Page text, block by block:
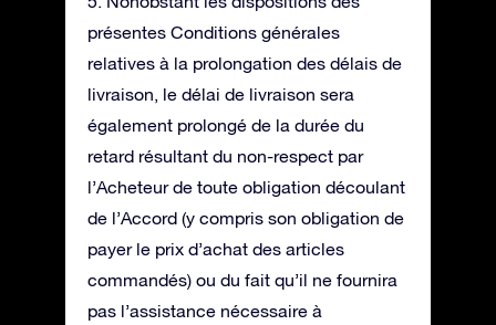
présentes Conditions générales
relatives à la prolongation des délais de
livraison, le délai de livraison sera
également prolongé de la durée du
retard résultant du non-respect par
l’Acheteur de toute obligation découlant
de l’Accord (y compris son obligation de
payer le prix d’achat des articles
commandés) ou du fait qu’il ne fournira
pas l’assistance nécessaire à